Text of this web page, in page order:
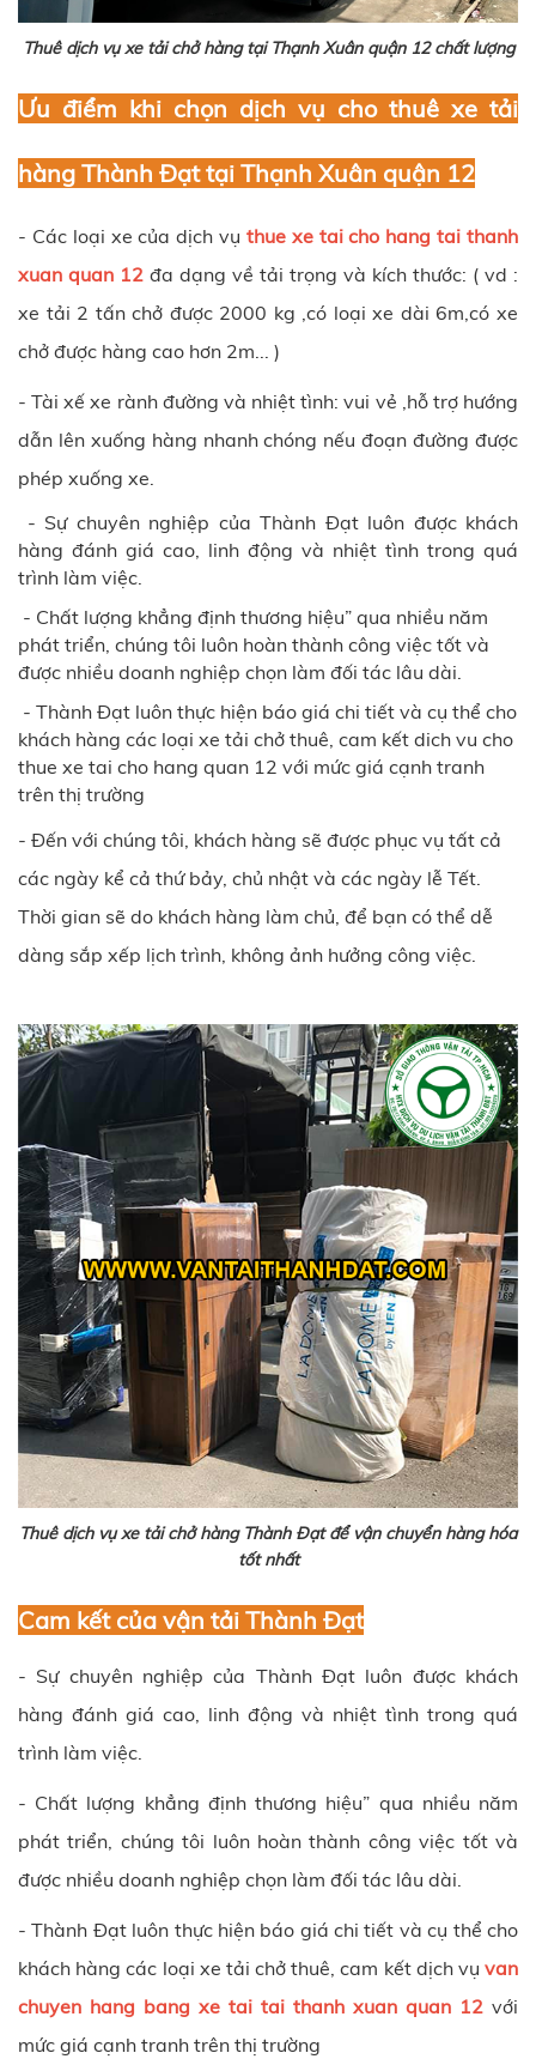
Thuê dịch vụ xe tải chở hàng tại Thạnh Xuân quận 12 chất lượng
Ưu điểm khi chọn dịch vụ cho thuê xe tải
hàng Thành Đạt tại Thạnh Xuân quận 12
- Các loại xe của dịch vụ thue xe tai cho hang tai thanh
xuan quan 12 đa dạng về tải trọng và kích thước: ( vd :
xe tải 2 tấn chở được 2000 kg ,có loại xe dài 6m,có xe
chở được hàng cao hơn 2m... )
- Tài xế xe rành đường và nhiệt tình: vui vẻ ,hỗ trợ hướng
dẫn lên xuống hàng nhanh chóng nếu đoạn đường được
phép xuống xe.
- Sự chuyên nghiệp của Thành Đạt luôn được khách
hàng đánh giá cao, linh động và nhiệt tình trong quá
trình làm việc.
- Chất lượng khẳng định thương hiệu” qua nhiều năm
phát triển, chúng tôi luôn hoàn thành công việc tốt và
được nhiều doanh nghiệp chọn làm đối tác lâu dài.
- Thành Đạt luôn thực hiện báo giá chi tiết và cụ thể cho
khách hàng các loại xe tải chở thuê, cam kết dich vu cho
thue xe tai cho hang quan 12 với mức giá cạnh tranh
trên thị trường
- Đến với chúng tôi, khách hàng sẽ được phục vụ tất cả
các ngày kể cả thứ bảy, chủ nhật và các ngày lễ Tết.
Thời gian sẽ do khách hàng làm chủ, để bạn có thể dễ
dàng sắp xếp lịch trình, không ảnh hưởng công việc.
Thuê dịch vụ xe tải chở hàng Thành Đạt để vận chuyển hàng hóa
tốt nhất
Cam kết của vận tải Thành Đạt
- Sự chuyên nghiệp của Thành Đạt luôn được khách
hàng đánh giá cao, linh động và nhiệt tình trong quá
trình làm việc.
- Chất lượng khẳng định thương hiệu” qua nhiều năm
phát triển, chúng tôi luôn hoàn thành công việc tốt và
được nhiều doanh nghiệp chọn làm đối tác lâu dài.
- Thành Đạt luôn thực hiện báo giá chi tiết và cụ thể cho
khách hàng các loại xe tải chở thuê, cam kết dịch vụ van
chuyen hang bang xe tai tai thanh xuan quan 12 với
mức giá cạnh tranh trên thị trường